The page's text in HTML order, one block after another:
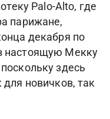
Palo-Alto, где
парижане,
декабря по
настоящую Мекку
здесь
новичков, так